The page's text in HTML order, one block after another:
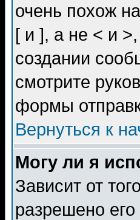
очень похож
[ и ], а не < и
создании
смотрите
формы
Вернуться к
Могу ли я
Зависит от
разрешено его